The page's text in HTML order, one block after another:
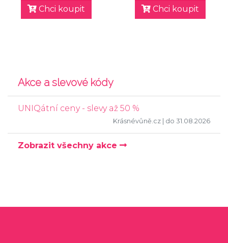
Chci koupit Chci koupit
Akce a slevové kódy
UNIQátní ceny - slevy až 50 %
Krásnévůně.cz | do 31.08.2026
Zobrazit všechny akce